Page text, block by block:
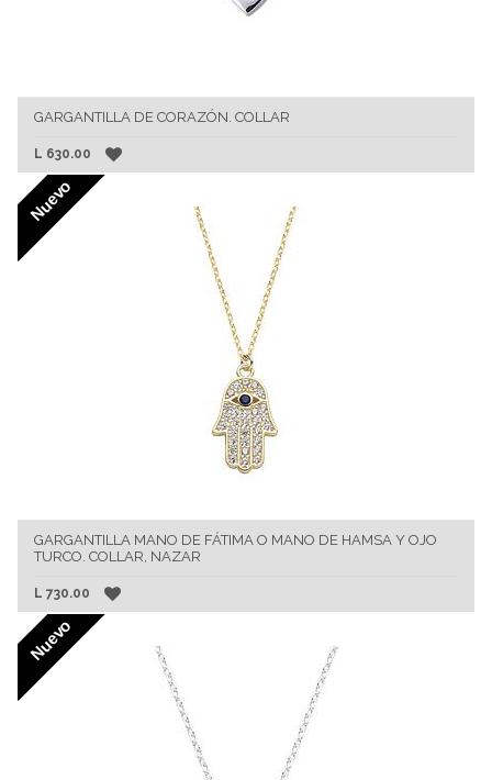
GARGANTILLA DE CORAZÓN. COLLAR
L 630.00
Nuevo
GARGANTILLA MANO DE FÁTIMA O MANO DE HAMSA Y OJO
TURCO. COLLAR, NAZAR
L 730.00
Nuevo